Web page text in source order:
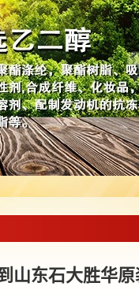
山东石大胜华